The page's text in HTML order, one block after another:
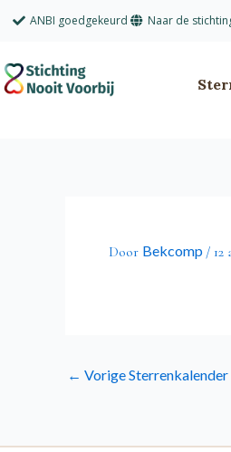
inhoud
ANBI goedgekeurd Naar de
Door Bekcomp / 12
← Vorige Sterrenkalender